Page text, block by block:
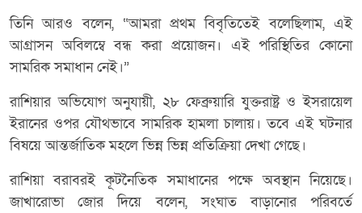
তিনি আরও বলেন, “আমরা প্রথম বিবৃতিতেই বলেছিলাম, এই
আগ্রাসন অবিলম্বে বন্ধ করা প্রয়োজন। এই পরিস্থিতির কোনো
সামরিক সমাধান নেই।”
রাশিয়ার অভিযোগ অনুযায়ী, ২৮ ফেব্রুয়ারি যুক্তরাষ্ট্র ও ইসরায়েল
ইরানের ওপর যৌথভাবে সামরিক হামলা চালায়। তবে এই ঘটনার
বিষয়ে আন্তর্জাতিক মহলে ভিন্ন ভিন্ন প্রতিক্রিয়া দেখা গেছে।
রাশিয়া বরাবরই কূটনৈতিক সমাধানের পক্ষে অবস্থান নিয়েছে।
জাখারোভা জোর দিয়ে বলেন, সংঘাত বাড়ানোর পরিবর্তে